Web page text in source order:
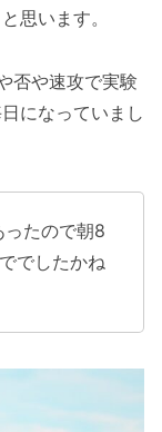
思います。
否や速攻で実験
になっていまし
ったので朝8
でしたかね